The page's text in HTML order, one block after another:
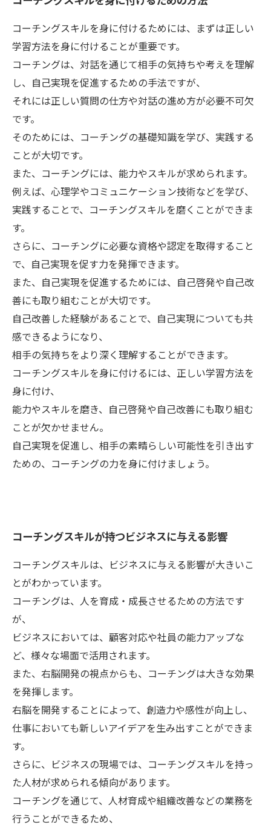
コーチングスキルを身に付けるためには、まずは正しい
学習方法を身に付けることが重要です。
コーチングは、対話を通じて相手の気持ちや考えを理解
し、自己実現を促進するための手法ですが、
それには正しい質問の仕方や対話の進め方が必要不可欠
です。
そのためには、コーチングの基礎知識を学び、実践する
ことが大切です。
また、コーチングには、能力やスキルが求められます。
例えば、心理学やコミュニケーション技術などを学び、
実践することで、コーチングスキルを磨くことができま
す。
さらに、コーチングに必要な資格や認定を取得すること
で、自己実現を促す力を発揮できます。
また、自己実現を促進するためには、自己啓発や自己改
善にも取り組むことが大切です。
自己改善した経験があることで、自己実現についても共
感できるようになり、
相手の気持ちをより深く理解することができます。
コーチングスキルを身に付けるには、正しい学習方法を
身に付け、
能力やスキルを磨き、自己啓発や自己改善にも取り組む
ことが欠かせません。
自己実現を促進し、相手の素晴らしい可能性を引き出す
ための、コーチングの力を身に付けましょう。
コーチングスキルが持つビジネスに与える影響
コーチングスキルは、ビジネスに与える影響が大きいこ
とがわかっています。
コーチングは、人を育成・成長させるための方法です
が、
ビジネスにおいては、顧客対応や社員の能力アップな
ど、様々な場面で活用されます。
また、右脳開発の視点からも、コーチングは大きな効果
を発揮します。
右脳を開発することによって、創造力や感性が向上し、
仕事においても新しいアイデアを生み出すことができま
す。
さらに、ビジネスの現場では、コーチングスキルを持っ
た人材が求められる傾向があります。
コーチングを通じて、人材育成や組織改善などの業務を
行うことができるため、